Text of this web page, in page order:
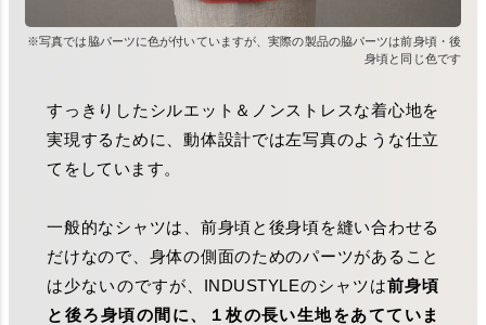
※写真では脇パーツに色が付いていますが、実際の製品の脇パーツは前身頃・後
身頃と同じ色です
すっきりしたシルエット＆ノンストレスな着心地を
実現するために、動体設計では左写真のような仕立
てをしています。
一般的なシャツは、前身頃と後身頃を縫い合わせる
だけなので、身体の側面のためのパーツがあること
は少ないのですが、INDUSTYLEのシャツは前身頃
と後ろ身頃の間に、１枚の長い生地をあてていま